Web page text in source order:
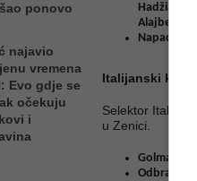
ponovo
najavio
vremena
Evo gdje se
očekuju
i
Napad:
Italijanski kadar
Selektor Italije
u Zenici.
Golmani:
Odbrana: